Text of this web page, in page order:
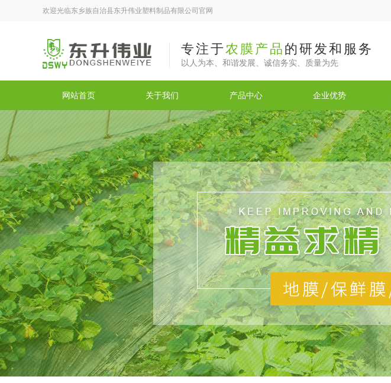
欢迎光临东乡族自治县东升伟业塑料制品有限公司官网
专注于农膜产品 的研发和服务
以人为本、和谐发展、诚信务实、质量为先
网站首页 关于我们 产品中心 企业优势